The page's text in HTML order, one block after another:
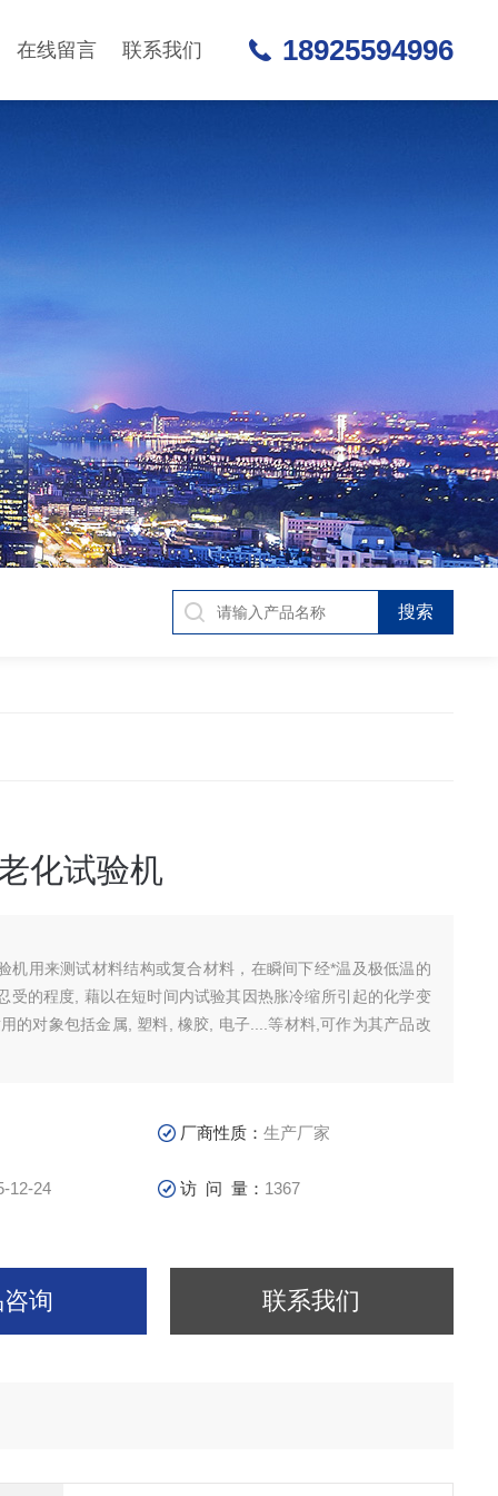
在线留言 联系我们 18925594996
化试验机
机用来测试材料结构或复合材料，在瞬间下经*温及极低温的
受的程度, 藉以在短时间内试验其因热胀冷缩所引起的化学变
的对象包括金属, 塑料, 橡胶, 电子....等材料,可作为其产品改
厂商性质：生产厂家
12-24 访 问 量： 1367
询 联系我们